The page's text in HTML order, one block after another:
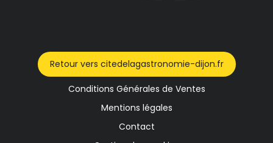
Retour vers citedelagastronomie-dijon.fr
Conditions Générales de Ventes
Mentions légales
Contact